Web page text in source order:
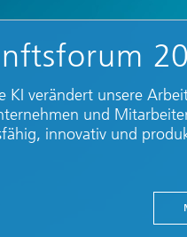
KI verändert unsere
und
innovativ und